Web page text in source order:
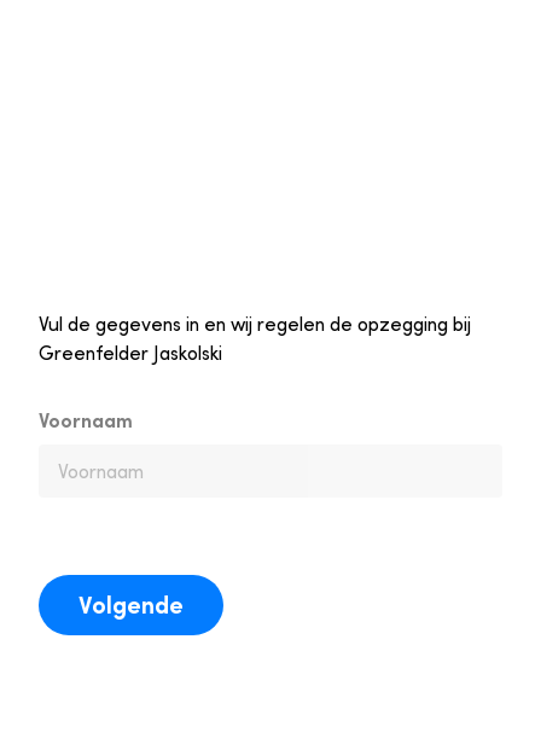
Vul de gegevens in en wij regelen de opzegging bij
Greenfelder Jaskolski
Voornaam
Volgende